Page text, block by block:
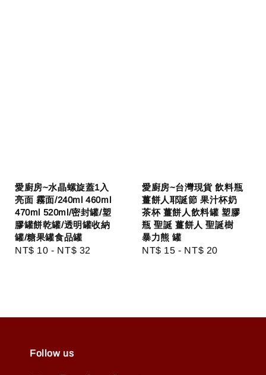
愛廚房~水晶螺旋蓋1入
亮面 霧面/240ml 460ml
470ml 520ml/密封罐/塑
膠罐餅乾罐/透明罐收納
罐/糖果罐食品罐
Regular
NT$ 10 - NT$ 32
愛廚房~台灣現貨 飲料瓶
薑餅人耶誕節 果汁杯奶
茶杯 薑餅人飲料罐 塑膠
瓶 聖誕 薑餅人 聖誕樹
暴力熊 罐
Regular
NT$ 15 - NT$ 20
Follow us